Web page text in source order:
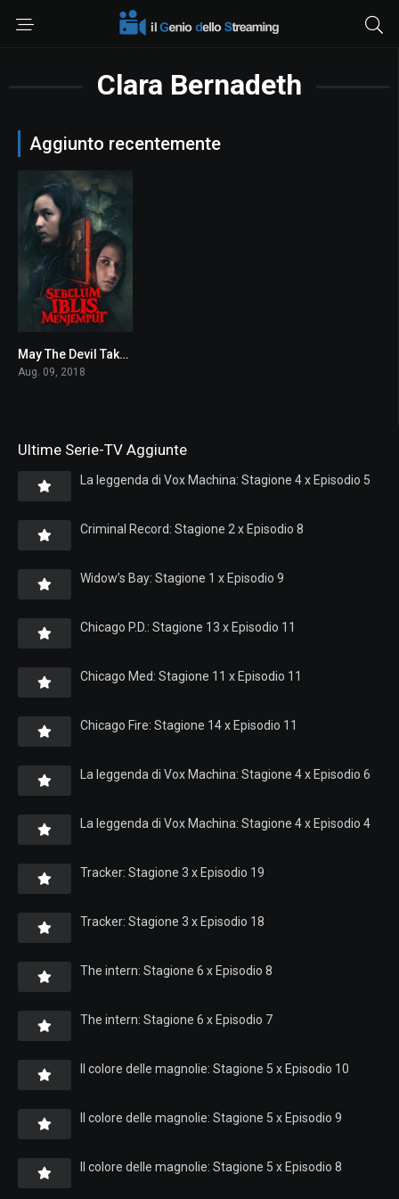
Clara Bernadeth
Aggiunto recentemente
6.0May The Devil Take You
Aug. 09, 2018
Ultime Serie-TV Aggiunte
La leggenda di Vox Machina: Stagione 4 x Episodio 5
Criminal Record: Stagione 2 x Episodio 8
Widow’s Bay: Stagione 1 x Episodio 9
Chicago P.D.: Stagione 13 x Episodio 11
Chicago Med: Stagione 11 x Episodio 11
Chicago Fire: Stagione 14 x Episodio 11
La leggenda di Vox Machina: Stagione 4 x Episodio 6
La leggenda di Vox Machina: Stagione 4 x Episodio 4
Tracker: Stagione 3 x Episodio 19
Tracker: Stagione 3 x Episodio 18
The intern: Stagione 6 x Episodio 8
The intern: Stagione 6 x Episodio 7
Il colore delle magnolie: Stagione 5 x Episodio 10
Il colore delle magnolie: Stagione 5 x Episodio 9
Il colore delle magnolie: Stagione 5 x Episodio 8